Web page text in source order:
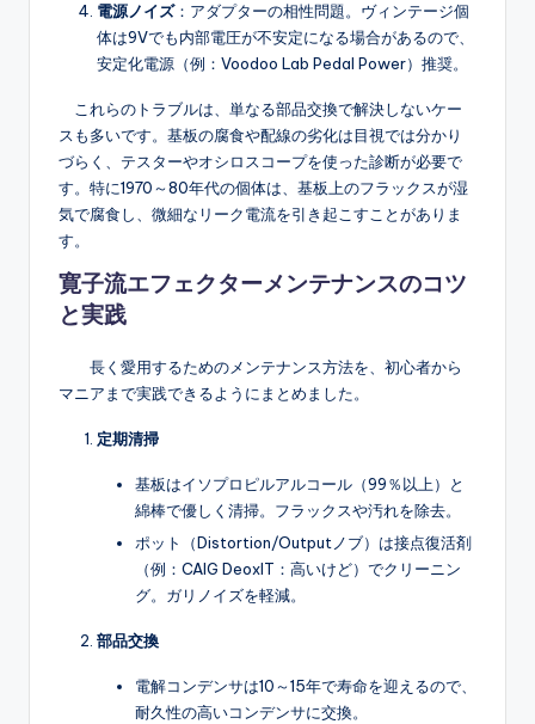
電源ノイズ：アダプターの相性問題。ヴィンテージ個
体は9Vでも内部電圧が不安定になる場合があるので、
安定化電源（例：Voodoo Lab Pedal Power）推奨。
これらのトラブルは、単なる部品交換で解決しないケー
スも多いです。基板の腐食や配線の劣化は目視では分かり
づらく、テスターやオシロスコープを使った診断が必要で
す。特に1970～80年代の個体は、基板上のフラックスが湿
気で腐食し、微細なリーク電流を引き起こすことがありま
す。
寛子流エフェクターメンテナンスのコツ
と実践
長く愛用するためのメンテナンス方法を、初心者から
マニアまで実践できるようにまとめました。
定期清掃
基板はイソプロピルアルコール（99％以上）と
綿棒で優しく清掃。フラックスや汚れを除去。
ポット（Distortion/Outputノブ）は接点復活剤
（例：CAIG DeoxIT：高いけど）でクリーニン
グ。ガリノイズを軽減。
部品交換
電解コンデンサは10～15年で寿命を迎えるので、
耐久性の高いコンデンサに交換。